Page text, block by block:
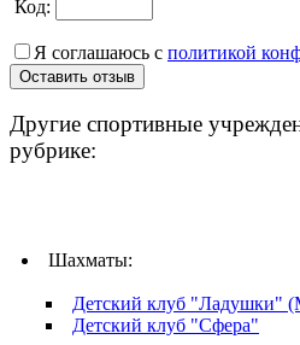
Код:
Я соглашаюсь с политикой
Другие спортивные
рубрике:
Шахматы:
Детский клуб "Ладушки"
Детский клуб "Сфера"